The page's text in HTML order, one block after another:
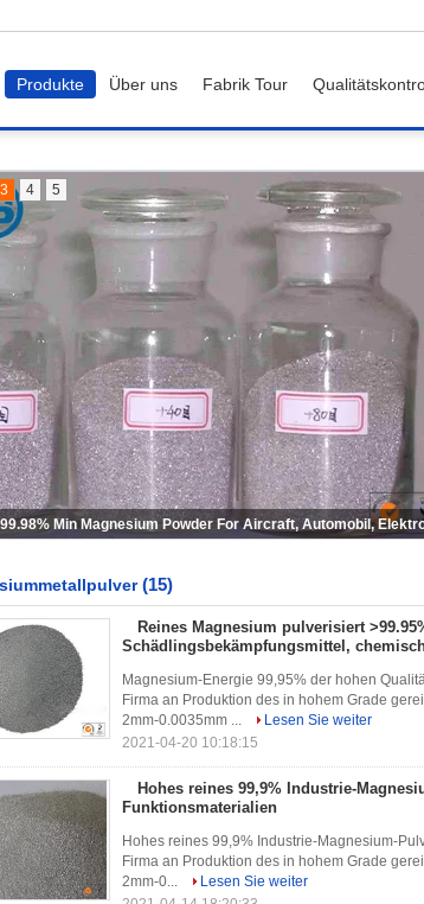
Produkte Über uns Fabrik Tour
Rod der hohen Qualität 70-200 Mesh Magnesium Powder
Fireworks
3 4 5
(15)
Reines Magnesium pulverisiert
Schädlingsbekämpfungsmittel,
Magnesium-Energie 99,95% der hohen
Firma an Produktion des in hohem Grade
2mm-0.0035mm ...
Lesen Sie weiter
2021-04-20 10:18:15
Hohes reines 99,9% Industrie-
Funktionsmaterialien
Hohes reines 99,9% Industrie-Magnesium-
Firma an Produktion des in hohem Grade
2mm-0...
Lesen Sie weiter